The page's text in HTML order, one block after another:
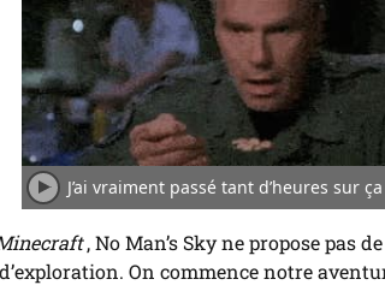
Jouer/Arrêter
l'animation
J’ai vraiment passé tant d’heures sur ça
, No Man’s Sky ne propose pas
On commence notre